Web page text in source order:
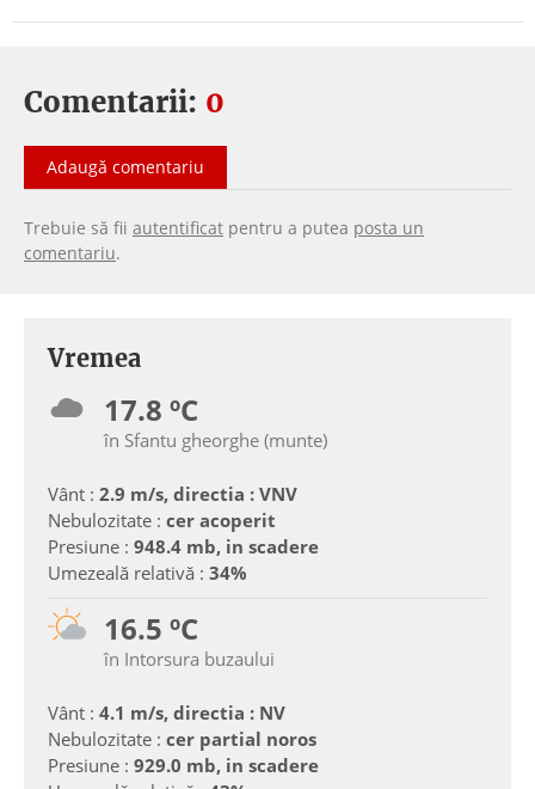
Comentarii: 0
Adaugă comentariu
Trebuie să fii autentificat pentru a putea posta un
comentariu.
Vremea
17.8 ºC
în Sfantu gheorghe (munte)
Vânt : 2.9 m/s, directia : VNV
Nebulozitate : cer acoperit
Presiune : 948.4 mb, in scadere
Umezeală relativă : 34%
16.5 ºC
în Intorsura buzaului
Vânt : 4.1 m/s, directia : NV
Nebulozitate : cer partial noros
Presiune : 929.0 mb, in scadere